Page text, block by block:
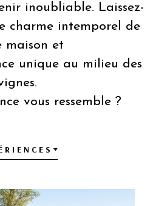
inoubliable. Laissez-
charme intemporel de
maison et
unique au milieu des
vous ressemble ?